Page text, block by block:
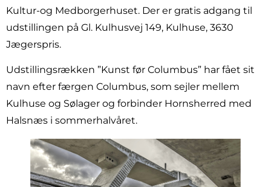
Kultur-og Medborgerhuset. Der er gratis adgang til
udstillingen på Gl. Kulhusvej 149, Kulhuse, 3630
Jægerspris.
Udstillingsrækken ”Kunst før Columbus” har fået sit
navn efter færgen Columbus, som sejler mellem
Kulhuse og Sølager og forbinder Hornsherred med
Halsnæs i sommerhalvåret.